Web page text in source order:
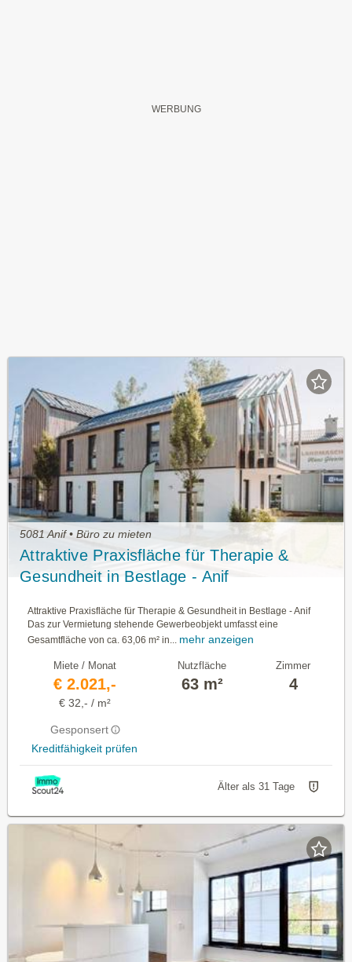
5081 Anif • Büro zu mieten
Attraktive Praxisfläche für Therapie &
Gesundheit in Bestlage - Anif
Attraktive Praxisfläche für Therapie & Gesundheit in Bestlage - Anif
Das zur Vermietung stehende Gewerbeobjekt umfasst eine
Gesamtfläche von ca. 63,06 m² in... mehr anzeigen
Miete / Monat
€ 2.021,-
€ 32,- / m²
Gesponsert
Kreditfähigkeit prüfen
Nutzfläche
63 m²
Zimmer
4
Älter als 31 Tage